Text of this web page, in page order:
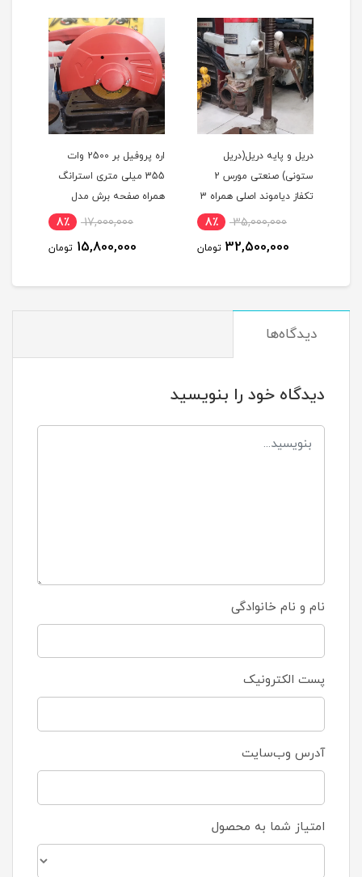
دریل و پایه دریل(دریل
ستونی) صنعتی مورس 2
تکفاز دیاموند اصلی همراه 3
نظام مدل DIAMOND J1Z-
35,000,000 8٪
32,500,000 تومان
اره پروفیل بر 2500 وات
355 میلی متری استرانگ
همراه صفحه برش مدل
STRONG STG2500 در حد 17,000,000 8٪
15,800,000 تومان
دیدگاه‌ها
دیدگاه خود را بنویسید
نام و نام خانوادگی
پست الکترونیک
آدرس وب‌سایت
امتیاز شما به محصول